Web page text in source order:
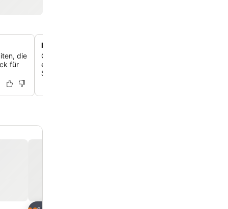
die
für
Direkter Strandzugang mit Privatbereich
Geh direkt vom Hotel aus an den Potokaki Strand und
exklusiven Zugang zu einem privaten Strandbereich
Sonnenliegen und Sonnenschirmen.